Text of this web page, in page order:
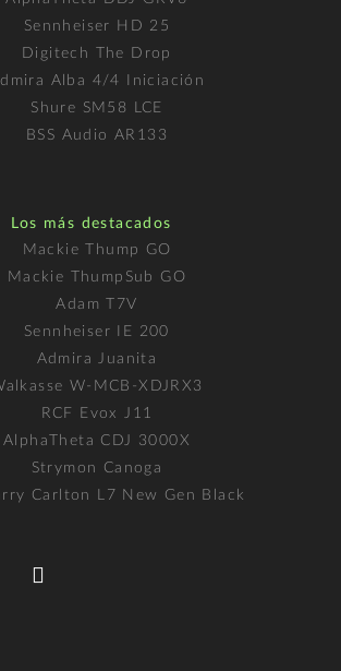
Sennheiser HD 25
Digitech The Drop
Alba 4/4 Iniciación
Shure SM58 LCE
BSS Audio AR133
Los más destacados
Mackie Thump GO
Mackie ThumpSub GO
Adam T7V
Sennheiser IE 200
Admira Juanita
W-MCB-XDJRX3
RCF Evox J11
AlphaTheta CDJ 3000X
Strymon Canoga
Carlton L7 New Gen Black